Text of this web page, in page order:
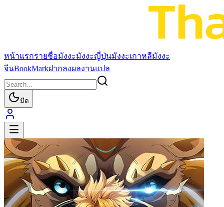
หน้าแรกรายชื่อมังงะมังงะญี่ปุ่นมังงะเกาหลีมังงะ
จีนBookMarkฝากลงผลงานแปล
มืด